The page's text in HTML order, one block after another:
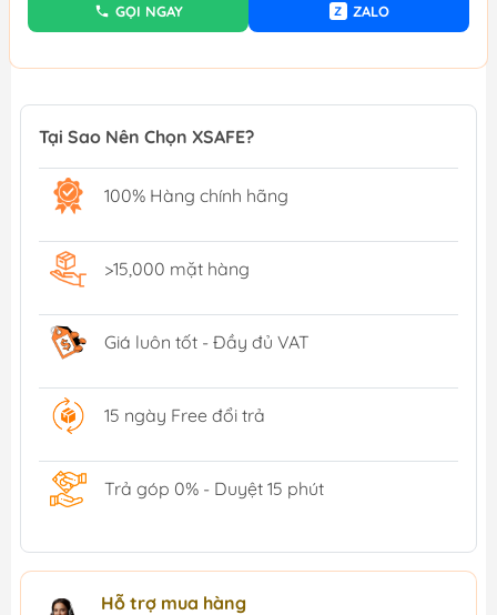
GỌI NGAY Z ZALO
Tại Sao Nên Chọn XSAFE?
100% Hàng chính hãng
>15,000 mặt hàng
Giá luôn tốt - Đầy đủ VAT
15 ngày Free đổi trả
Trả góp 0% - Duyệt 15 phút
Hỗ trợ mua hàng